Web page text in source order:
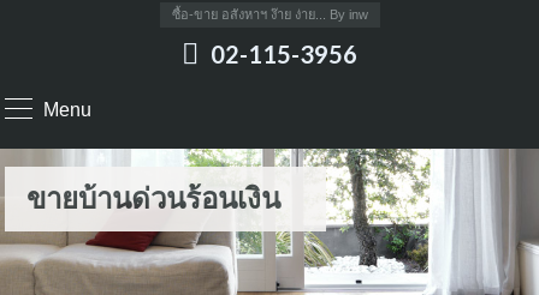
ซื้อ-ขาย อสังหาฯ ง๊าย ง่าย... By inw
02-115-3956
Menu
ขายบ้านด่วนร้อนเงิน